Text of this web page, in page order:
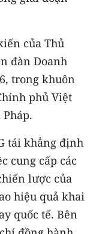
của Thủ
đàn Doanh
trong khuôn
phủ Việt
tái khẳng định
cung cấp các
lược của
hiệu quả khai
quốc tế. Bên